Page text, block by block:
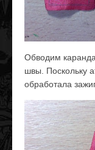
Обводим
швы. Поскольку
обработала